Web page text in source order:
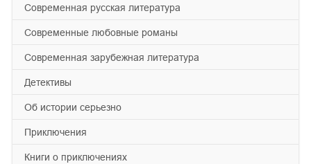
современная русская литература
современные любовные романы
современная зарубежная литература
детективы
об истории серьезно
приключения
книги о приключениях